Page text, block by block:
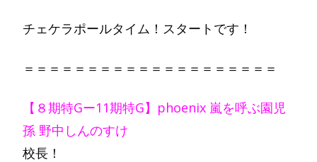
チェケラポールタイム！スタートです！
＝＝＝＝＝＝＝＝＝＝＝＝＝＝＝＝＝＝＝＝
【８期特Gー11期特G】phoenix 嵐を呼ぶ園児
孫 野中しんのすけ
校長！